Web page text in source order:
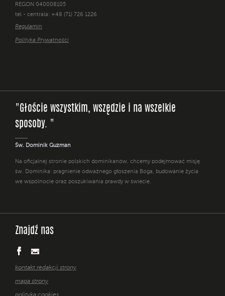
REGON 040008105
tel - centrala: +48 (71) 726 1226
Regulamin
Polityka Prywatności
"Głoście wszystkim, wszędzie i na wszelkie
sposoby. "
Św. Dominik Guzman
Na oficjalnej stronie polskich dominikanów, chcemy podejmować misję
św. Dominika: pragnienie odważnego głoszenia Boga, budowanie życia
we wspólnocie oraz poszukiwania prawdy w świecie.
Znajdź nas
kontakt redakcji strony
mapa strony